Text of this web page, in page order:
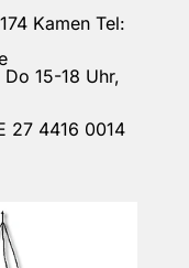
Kamen Tel:
15-18 Uhr,
27 4416 0014